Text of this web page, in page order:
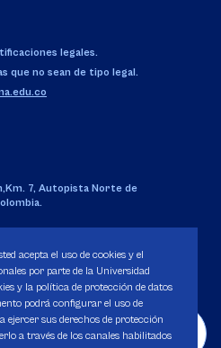
legales.
que no sean de tipo legal.
Km. 7, Autopista Norte de
del 14 de enero de 1980.
acepta el uso de cookies y el
por parte de la Universidad
y la política de protección de datos
podrá configurar el uso de
ejercer sus derechos de protección
a través de los canales habilitados